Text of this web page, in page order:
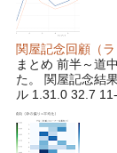
関屋記念回顧（
まとめ 前半～道
た。 関屋記念結
ル 1.31.0 32.7